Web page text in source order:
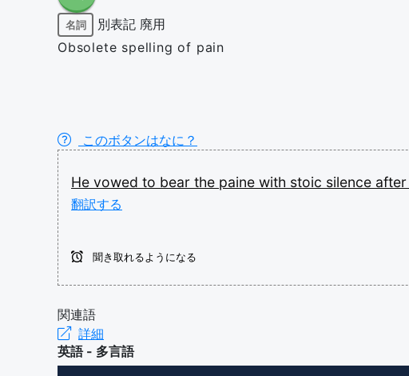
名詞 別表記 廃用
Obsolete spelling of pain
このボタンはなに？
He vowed to bear the paine with stoic silence after
翻訳する
聞き取れるようになる
関連語
詳細
英語 - 多言語